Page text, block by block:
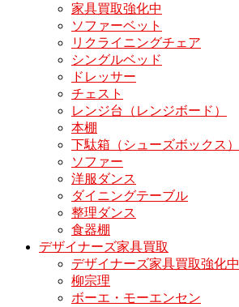
家具買取強化中
ソファーベット
リクライニングチェア
シングルベッド
ドレッサー
チェスト
レンジ台（レンジボード）
本棚
下駄箱（シューズボックス）
ソファー
洋服ダンス
ダイニングテーブル
整理ダンス
食器棚
デザイナーズ家具買取
デザイナーズ家具買取強化中
柳宗理
ボーエ・モーエンセン